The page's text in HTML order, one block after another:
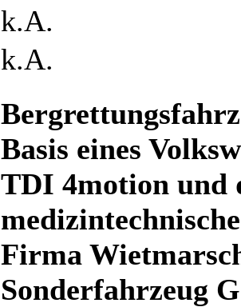
k.A.
k.A.
Basis eines
TDI 4motion und
Firma
Sonderfahrzeug